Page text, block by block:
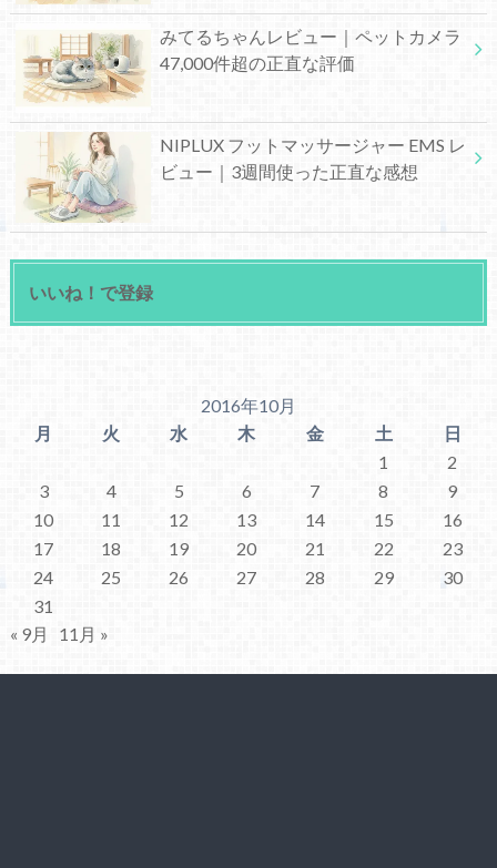
みてるちゃんレビュー｜ペットカメラ
47,000件超の正直な評価
NIPLUX フットマッサージャー EMS レ
ビュー｜3週間使った正直な感想
いいね！で登録
2016年10月
月
火 水 木 金 土
日
1
2
3
4 5 6 7 8
9
10
11 12 13 14 15
16
17
18 19 20 21 22
23
24
25 26 27 28 29
30
31
« 9月
11月 »